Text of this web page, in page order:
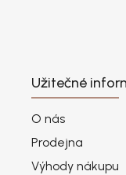
Užitečné
O nás
Prodejna
Výhody nákupu